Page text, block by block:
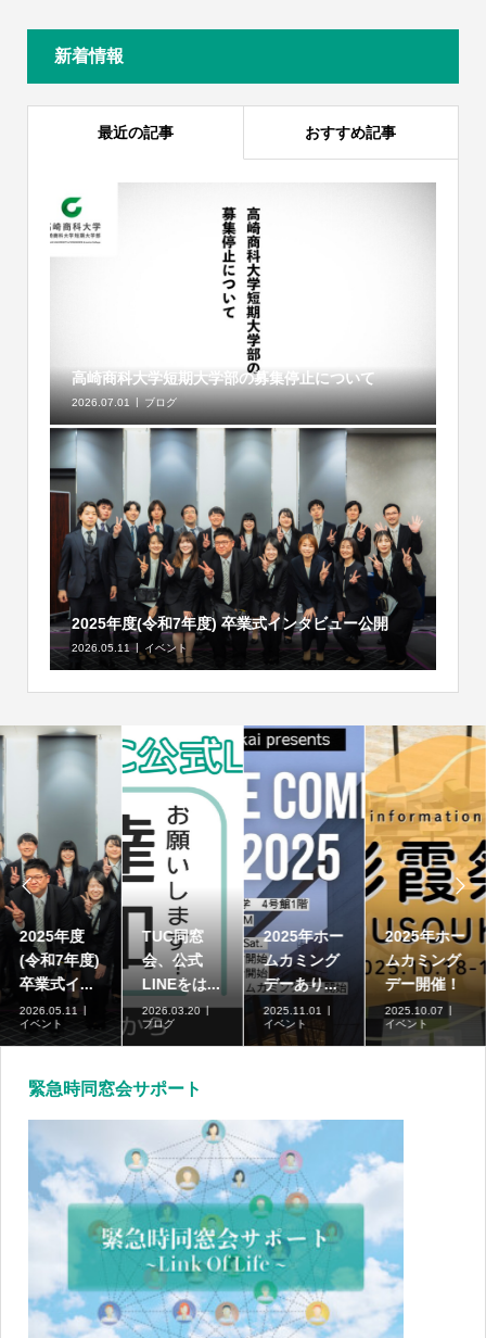
新着情報
最近の記事 おすすめ記事
高崎商科大学短期大学部の募集停止について
2026.07.01 ブログ
2025年度(令和7年度) 卒業式インタビュー公開
2026.05.11 イベント

年度
和7年度)
業式イ...
ベント
TUC同窓
会、公式
LINEをは...
2026.03.20
ブログ
2025年ホー
ムカミング
デーあり...
2025.11.01
イベント
2025年ホー
ムカミング
デー開催！
2025.10.07
イベント

緊急時同窓会サポート